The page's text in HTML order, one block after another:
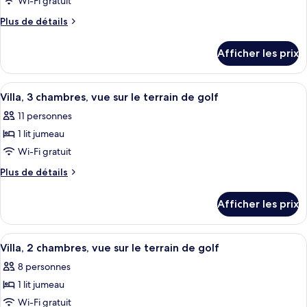
ce
chambre :
Villa,
2
chambres,
vue
sur
la
piscine
Plus de détails
Plus
Villa,
chambres,
sur
la
Afficher les prix
Afficher
toutes
les
photos
pour
ce
chambre :
Villa,
3
chambres,
vue
sur
Un parcours de golf avec des
11
Villa, 3 chambres, vue sur le terrain de golf
11 personnes
1 lit jumeau
Wi-Fi gratuit
Plus de détails
Plus
Villa,
chambres,
sur
le
Afficher les prix
Afficher
toutes
les
photos
pour
Un parcours de golf avec des
8
Villa, 2 chambres, vue sur le terrain de golf
8 personnes
1 lit jumeau
Wi-Fi gratuit